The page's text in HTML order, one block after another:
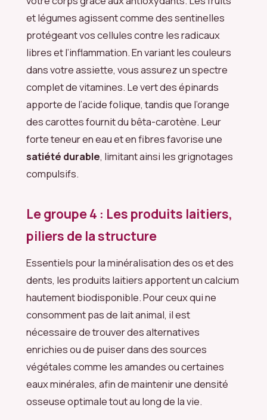
et légumes agissent comme des sentinelles
protégeant vos cellules contre les radicaux
libres et l’inflammation. En variant les couleurs
dans votre assiette, vous assurez un spectre
complet de vitamines. Le vert des épinards
apporte de l’acide folique, tandis que l’orange
des carottes fournit du bêta-carotène. Leur
forte teneur en eau et en fibres favorise une
satiété durable, limitant ainsi les grignotages
compulsifs.
Le groupe 4 : Les produits laitiers,
piliers de la structure
Essentiels pour la minéralisation des os et des
dents, les produits laitiers apportent un calcium
hautement biodisponible. Pour ceux qui ne
consomment pas de lait animal, il est
nécessaire de trouver des alternatives
enrichies ou de puiser dans des sources
végétales comme les amandes ou certaines
eaux minérales, afin de maintenir une densité
osseuse optimale tout au long de la vie.